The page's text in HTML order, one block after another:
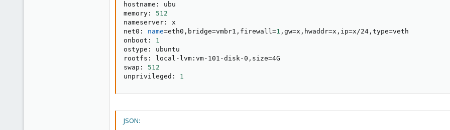
hostname: ubu
memory: 512
nameserver: x
net0: name=eth0,bridge=vmbr1,firewall=1 ,gw=x,hwaddr=x,ip=x/24,type=veth
onboot: 1
ostype: ubuntu
rootfs: local-lvm:vm-101-disk-0,size=4G
swap: 512
unprivileged: 1
JSON: